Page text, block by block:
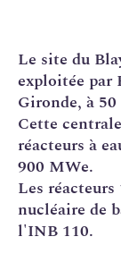
Le site du
exploitée par
Gironde, à
Cette
réacteurs à
900 MWe.
Les
nucléaire de
l'INB 110.